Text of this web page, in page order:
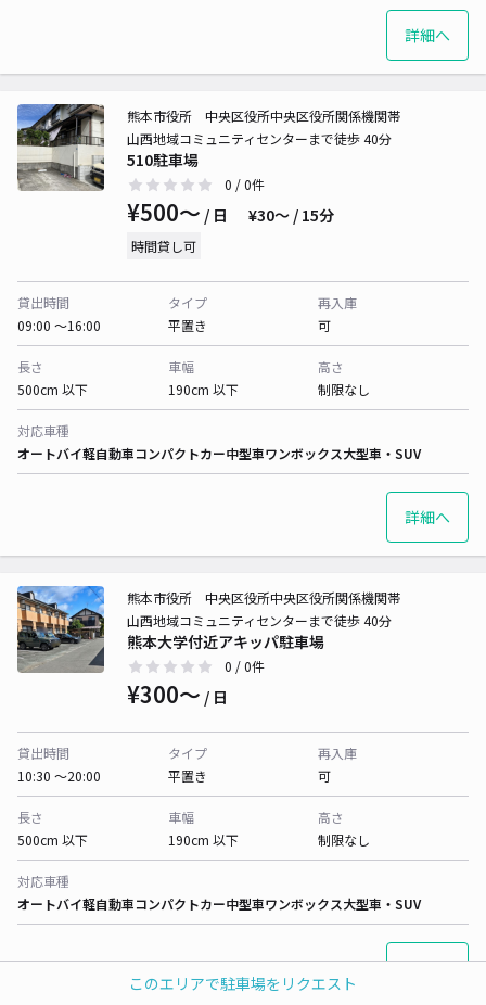
このエリアで駐車場をリクエスト
詳細へ
510駐車場
熊本市役所 中央区役所中央区役所関係機関帯
山西地域コミュニティセンターまで徒歩 40分
0 / 0件
¥500〜 / 日 ¥30〜 / 15分
時間貸し可
貸出時間
09:00 〜16:00
タイプ
平置き
再入庫
可
長さ
500cm 以下
車幅
190cm 以下
高さ
制限なし
対応車種
オートバイ軽自動車コンパクトカー中型車ワンボックス大型車・SUV
詳細へ
熊本大学付近アキッパ駐車場
熊本市役所 中央区役所中央区役所関係機関帯
山西地域コミュニティセンターまで徒歩 40分
0 / 0件
¥300〜 / 日
貸出時間
10:30 〜20:00
タイプ
平置き
再入庫
可
長さ
500cm 以下
車幅
190cm 以下
高さ
制限なし
対応車種
オートバイ軽自動車コンパクトカー中型車ワンボックス大型車・SUV
詳細へ